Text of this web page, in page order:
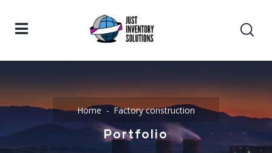
Home Factory construction
Portfolio